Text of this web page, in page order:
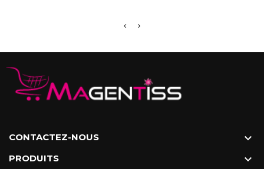
CONTACTEZ-NOUS 
PRODUITS 